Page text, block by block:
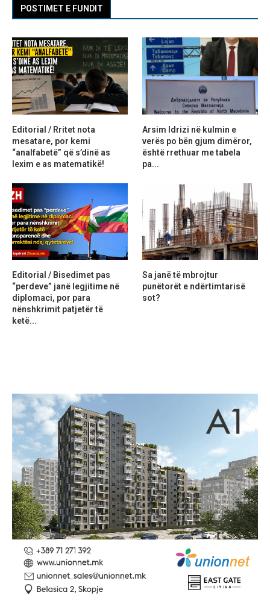
POSTIMET E FUNDIT
Editorial / Rritet nota
mesatare, por kemi
“analfabetë” që s’dinë as
lexim e as matematikë!
Arsim Idrizi në kulmin e
verës po bën gjum dimëror,
është rrethuar me tabela
pa...
Editorial / Bisedimet pas
“perdeve” janë legjitime në
diplomaci, por para
nënshkrimit patjetër të
ketë...
Sa janë të mbrojtur
punëtorët e ndërtimtarisë
sot?